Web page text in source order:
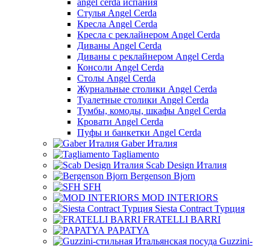
angel cerdá испания
Стулья Angel Cerda
Кресла Angel Cerda
Кресла с реклайнером Angel Cerda
Диваны Angel Cerda
Диваны с реклайнером Angel Cerda
Консоли Angel Cerda
Столы Angel Cerda
Журнальные столики Angel Cerda
Туалетные столики Angel Cerda
Тумбы, комоды, шкафы Angel Cerda
Кровати Angel Cerda
Пуфы и банкетки Angel Cerda
Gaber Италия
Tagliamento
Scab Design Италия
Bergenson Bjorn
SFH
MOD INTERIORS
Siesta Contract Турция
FRATELLI BARRI
PAPATYA
Guzzini-